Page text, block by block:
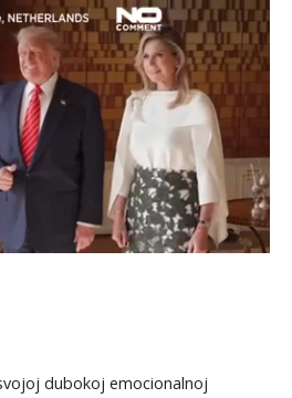
dubokoj emocionalnoj